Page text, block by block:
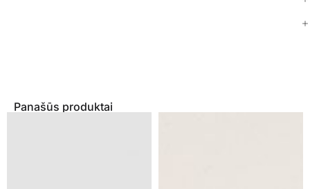
Panašūs produktai